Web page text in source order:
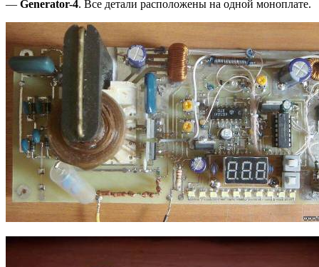
— Generator-4. Все детали расположены на одной моноплате.